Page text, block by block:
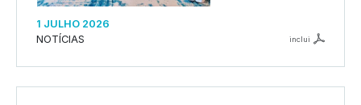
1 JULHO 2026
NOTÍCIAS
inclui